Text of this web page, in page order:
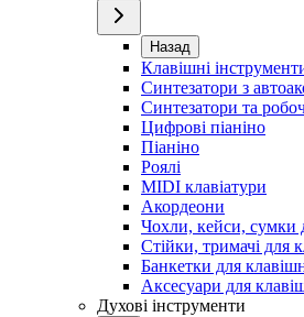
Назад
Клавішні
Синтезатори з
Синтезатори та
Цифрові піаніно
Піаніно
Роялі
MIDI клавіатури
Акордеони
Чохли, кейси, сумки
Стійки, тримачі для
Банкетки для
Аксесуари для
Духові інструменти